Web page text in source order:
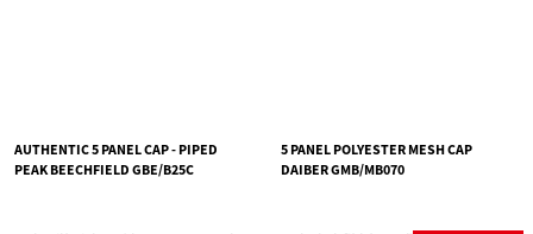
AUTHENTIC 5 PANEL CAP - PIPED
PEAK BEECHFIELD GBE/B25C
5 PANEL POLYESTER MESH CAP
DAIBER GMB/MB070